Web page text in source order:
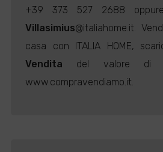
+39 373 527 2688
Villasimius@italiahome.it.
casa con ITALIA HOME,
Vendita del valore di
www.compravendiamo.it.